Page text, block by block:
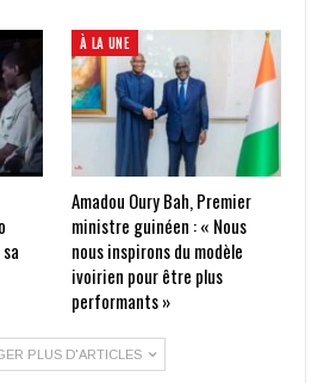
À LA UNE
Amadou Oury Bah, Premier
ministre guinéen : « Nous
nous inspirons du modèle
ivoirien pour être plus
performants »
PLUS D'ARTICLES